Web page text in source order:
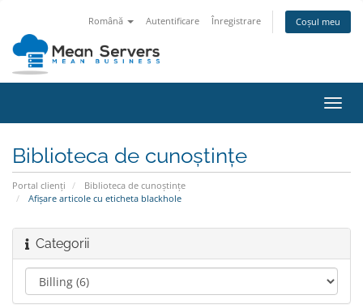
Română Autentificare Înregistrare Coșul meu
Biblioteca de cunoștințe
Portal clienți
Biblioteca de cunoștințe
Afișare articole cu eticheta blackhole
Categorii